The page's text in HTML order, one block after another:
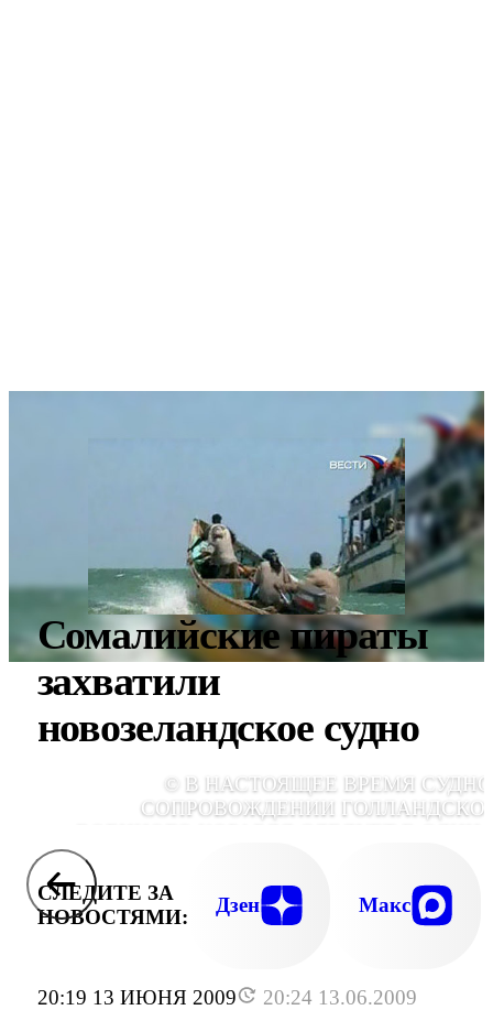
20:19 13 ИЮНЯ 2009
20:24 13.06.2009
Сомалийские пираты
захватили
новозеландское судно
© В НАСТОЯЩЕЕ ВРЕМЯ
СОПРОВОЖДЕНИИ
СЛЕДИТЕ ЗА
НОВОСТЯМИ:
Дзен Макс